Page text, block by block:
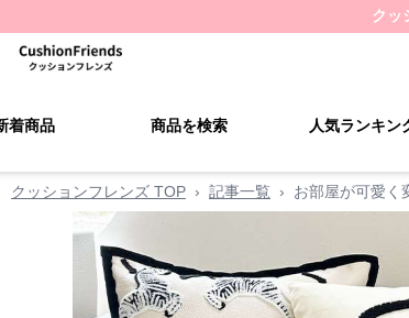
クッ
着商品 商品を検索 人気ランキン
クッションフレンズ TOP › 記事一覧 › お部屋が可愛く